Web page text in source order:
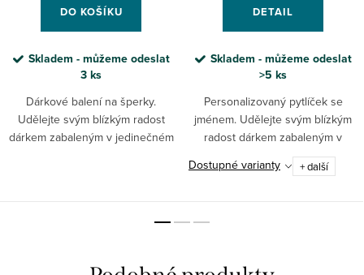
DO KOŠÍKU
Skladem - můžeme odeslat
3 ks
Dárkové balení na šperky.
Udělejte svým blízkým radost
dárkem zabaleným v jedinečném
DETAIL
Skladem - můžeme odeslat
>5 ks
Personalizovaný pytlíček se
jménem. Udělejte svým blízkým
radost dárkem zabaleným v
jedinečném dárkovém balení -
krásném pytlíčku
Dostupné varianty + další